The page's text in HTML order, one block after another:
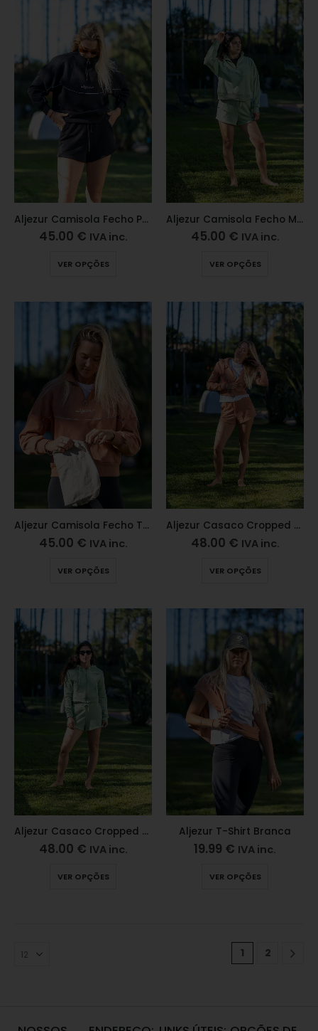
Aljezur Camisola Fecho Preta
45.00 € IVA inc.
VER OPÇÕES
Aljezur Camisola Fecho Matcha
45.00 € IVA inc.
VER OPÇÕES
Aljezur Camisola Fecho Terracota
45.00 € IVA inc.
VER OPÇÕES
Aljezur Casaco Cropped Terracota
48.00 € IVA inc.
VER OPÇÕES
Aljezur Casaco Cropped Matcha
48.00 € IVA inc.
VER OPÇÕES
Aljezur T-Shirt Branca
19.99 € IVA inc.
VER OPÇÕES
1 2